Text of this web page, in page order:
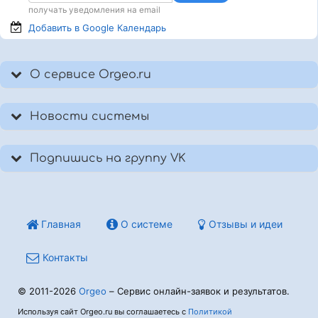
получать уведомления на email
Добавить в Google Календарь
О сервисе Orgeo.ru
Новости системы
Подпишись на группу VK
Главная О системе Отзывы и идеи
Контакты
© 2011-2026 Orgeo – Сервис онлайн-заявок и результатов.
Используя сайт Orgeo.ru вы соглашаетесь с Политикой